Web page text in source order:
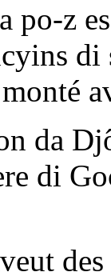
po-z
da
di